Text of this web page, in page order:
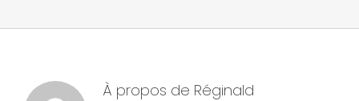
À propos de Réginald